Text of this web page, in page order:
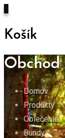
Košík
Obchod
Domov
Produkty
Oblečenie
Bundy